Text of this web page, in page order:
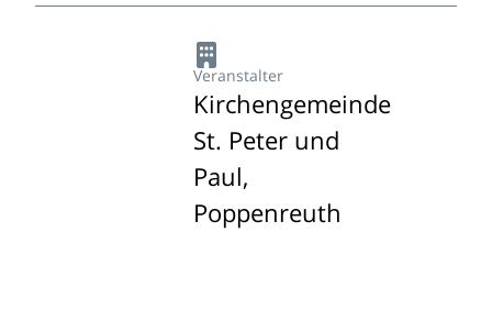
Veranstalter
Kirchengemeinde
St. Peter und
Paul,
Poppenreuth